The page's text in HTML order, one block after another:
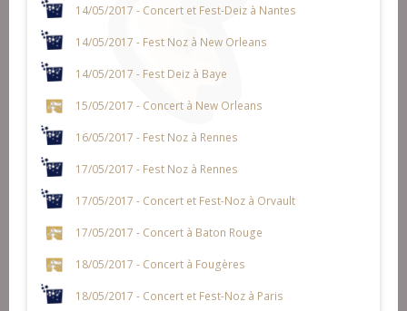
14/05/2017 - Concert et Fest-Deiz à Nantes
14/05/2017 - Fest Noz à New Orleans
14/05/2017 - Fest Deiz à Baye
15/05/2017 - Concert à New Orleans
16/05/2017 - Fest Noz à Rennes
17/05/2017 - Fest Noz à Rennes
17/05/2017 - Concert et Fest-Noz à Orvault
17/05/2017 - Concert à Baton Rouge
18/05/2017 - Concert à Fougères
18/05/2017 - Concert et Fest-Noz à Paris